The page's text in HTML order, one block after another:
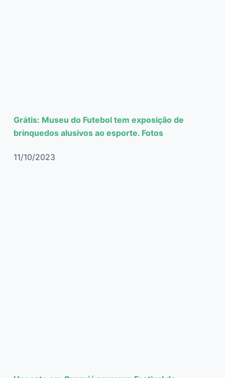
Grátis: Museu do Futebol tem exposição de
brinquedos alusivos ao esporte. Fotos
11/10/2023